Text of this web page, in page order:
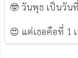
🤓 วันพุธ เป็นวัน
😍 แต่เธอคือที่ 1